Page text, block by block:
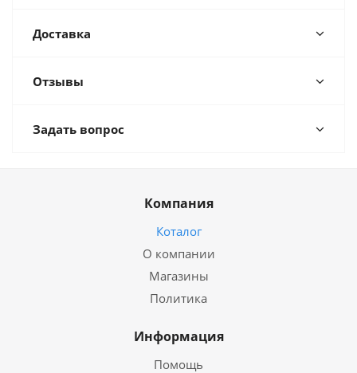
Доставка
Отзывы
Задать вопрос
Компания
Коталог
О компании
Магазины
Политика
Информация
Помощь